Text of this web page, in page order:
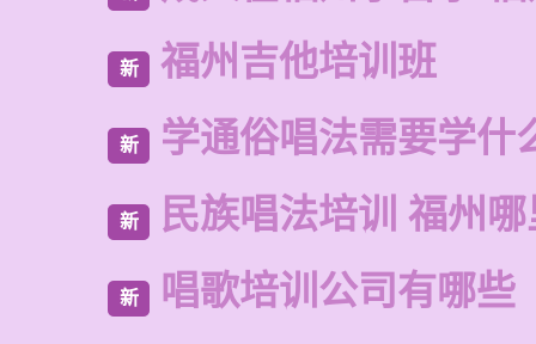
新 福州吉他培训班
新 学通俗唱法需要学什
新 民族唱法培训 福州
新 唱歌培训公司有哪些